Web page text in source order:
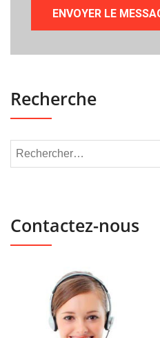
Recherche
Contactez-nous